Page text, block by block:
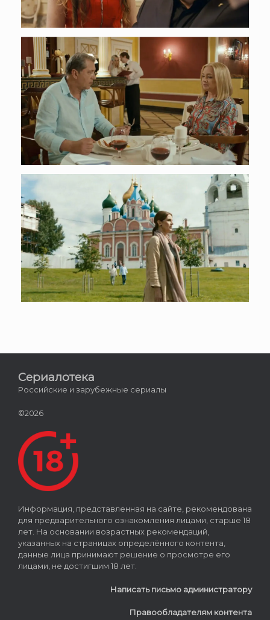
Сериалотека
Российские и зарубежные сериалы
©2026
Информация, представленная на сайте, рекомендована
для предварительного ознакомления лицами, старше 18
лет. На основании возрастных рекомендаций,
указанных на страницах определённого контента,
данные лица принимают решение о просмотре его
лицами, не достигшим 18 лет.
Написать письмо администратору
Правообладателям контента